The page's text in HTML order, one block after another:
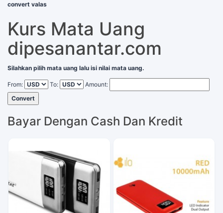
convert valas
Kurs Mata Uang
dipesanantar.com
Silahkan pilih mata uang lalu isi nilai mata uang.
From: To:
Amount:
Convert
Bayar Dengan Cash Dan Kredit